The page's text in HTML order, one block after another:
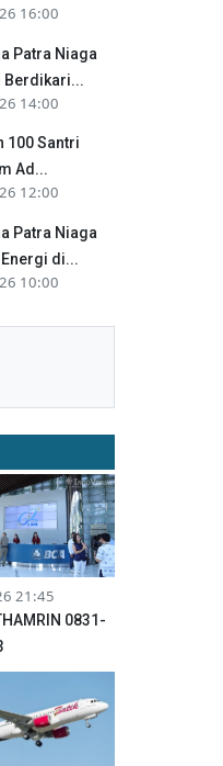
16:00
Patra Niaga
Berdikari...
14:00
100 Santri
Ad...
12:00
Patra Niaga
di...
10:00
21:45
0831-